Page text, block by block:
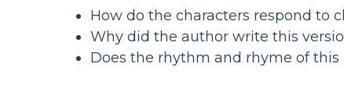
How do the characters respond to
Why did the author write this
Does the rhythm and rhyme of